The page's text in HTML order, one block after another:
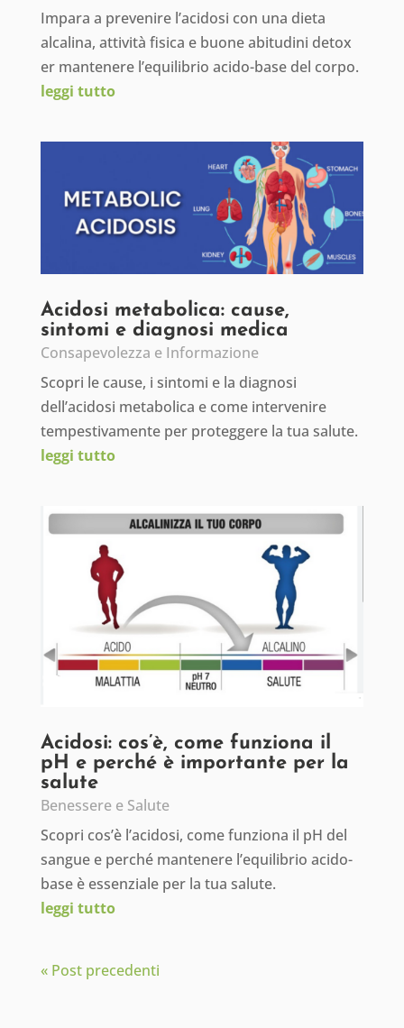
Impara a prevenire l’acidosi con una dieta
alcalina, attività fisica e buone abitudini detox
er mantenere l’equilibrio acido-base del corpo.
leggi tutto
Acidosi metabolica: cause,
sintomi e diagnosi medica
Consapevolezza e Informazione
Scopri le cause, i sintomi e la diagnosi
dell’acidosi metabolica e come intervenire
tempestivamente per proteggere la tua salute.
leggi tutto
Acidosi: cos’è, come funziona il
pH e perché è importante per la
salute
Benessere e Salute
Scopri cos’è l’acidosi, come funziona il pH del
sangue e perché mantenere l’equilibrio acido-
base è essenziale per la tua salute.
leggi tutto
« Post precedenti